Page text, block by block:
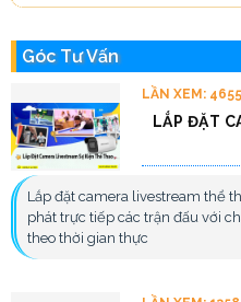
Góc Tư Vấn
LẦN XEM: 4655
LẮP ĐẶT
Lắp đặt camera livestream thể
phát trực tiếp các trận đấu với
theo thời gian thực